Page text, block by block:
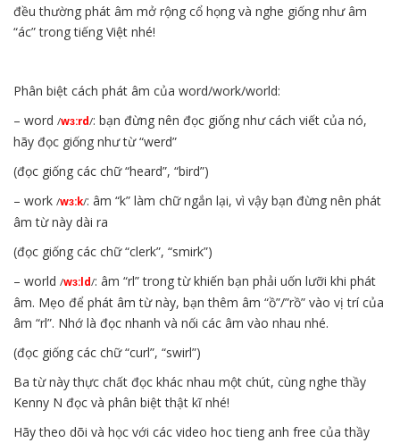
đều thường phát âm mở rộng cổ họng và nghe giống như âm
“ác” trong tiếng Việt nhé!
Phân biệt cách phát âm của word/work/world:
– word /wɜ:rd/: bạn đừng nên đọc giống như cách viết của nó,
hãy đọc giống như từ “werd”
(đọc giống các chữ “heard”, “bird”)
– work /wɜ:k/: âm “k” làm chữ ngắn lại, vì vậy bạn đừng nên phát
âm từ này dài ra
(đọc giống các chữ “clerk”, “smirk”)
– world /wɜ:ld/: âm “rl” trong từ khiến bạn phải uốn lưỡi khi phát
âm. Mẹo để phát âm từ này, bạn thêm âm “ồ”/”rồ” vào vị trí của
âm “rl”. Nhớ là đọc nhanh và nối các âm vào nhau nhé.
(đọc giống các chữ “curl”, “swirl”)
Ba từ này thực chất đọc khác nhau một chút, cùng nghe thầy
Kenny N đọc và phân biệt thật kĩ nhé!
Hãy theo dõi và học với các video hoc tieng anh free của thầy